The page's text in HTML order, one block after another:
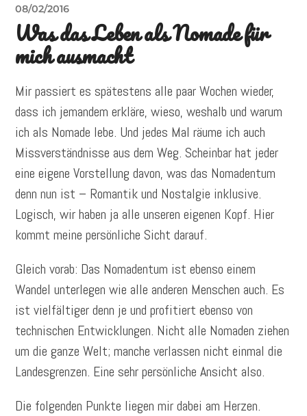
08/02/2016
Was das Leben als Nomade für
mich ausmacht
Mir passiert es spätestens alle paar Wochen wieder,
dass ich jemandem erkläre, wieso, weshalb und warum
ich als Nomade lebe. Und jedes Mal räume ich auch
Missverständnisse aus dem Weg. Scheinbar hat jeder
eine eigene Vorstellung davon, was das Nomadentum
denn nun ist – Romantik und Nostalgie inklusive.
Logisch, wir haben ja alle unseren eigenen Kopf. Hier
kommt meine persönliche Sicht darauf.
Gleich vorab: Das Nomadentum ist ebenso einem
Wandel unterlegen wie alle anderen Menschen auch. Es
ist vielfältiger denn je und profitiert ebenso von
technischen Entwicklungen. Nicht alle Nomaden ziehen
um die ganze Welt; manche verlassen nicht einmal die
Landesgrenzen. Eine sehr persönliche Ansicht also.
Die folgenden Punkte liegen mir dabei am Herzen.